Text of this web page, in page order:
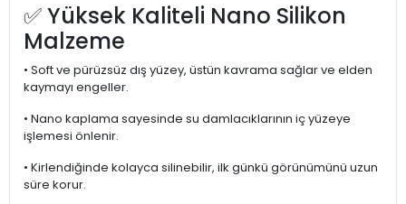
✅ Yüksek Kaliteli Nano Silikon
Malzeme
• Soft ve pürüzsüz dış yüzey, üstün kavrama sağlar ve elden
kaymayı engeller.
• Nano kaplama sayesinde su damlacıklarının iç yüzeye
işlemesi önlenir.
• Kirlendiğinde kolayca silinebilir, ilk günkü görünümünü uzun
süre korur.